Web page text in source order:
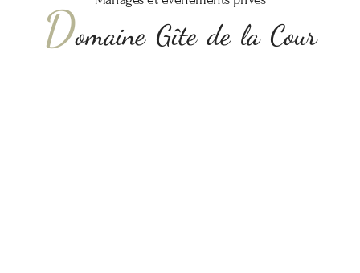
Domaine Gîte de la Cour